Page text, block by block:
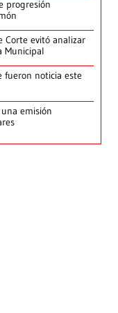
progresión
Corte evitó analizar
Municipal
fueron noticia este
emisión